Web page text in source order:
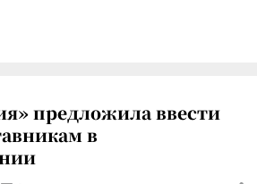
предложила ввести
в